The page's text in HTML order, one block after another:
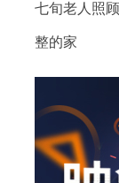
七旬老人照
整的家